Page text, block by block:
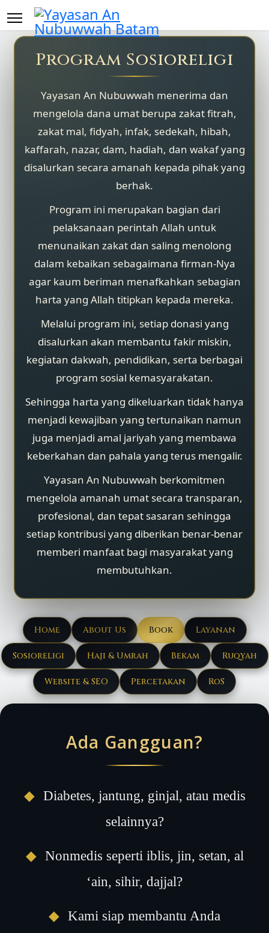
Program Sosioreligi
Yayasan An Nubuwwah menerima dan
mengelola dana umat berupa zakat fitrah,
zakat mal, fidyah, infak, sedekah, hibah,
kaffarah, nazar, dam, hadiah, dan wakaf yang
disalurkan secara amanah kepada pihak yang
berhak.
Program ini merupakan bagian dari
pelaksanaan perintah Allah untuk
menunaikan zakat dan saling menolong
dalam kebaikan sebagaimana firman-Nya
agar kaum beriman menafkahkan sebagian
harta yang Allah titipkan kepada mereka.
Melalui program ini, setiap donasi yang
disalurkan akan membantu fakir miskin,
kegiatan dakwah, pendidikan, serta berbagai
program sosial kemasyarakatan.
Sehingga harta yang dikeluarkan tidak hanya
menjadi kewajiban yang tertunaikan namun
juga menjadi amal jariyah yang membawa
keberkahan dan pahala yang terus mengalir.
Yayasan An Nubuwwah berkomitmen
mengelola amanah umat secara transparan,
profesional, dan tepat sasaran sehingga
setiap kontribusi yang diberikan benar-benar
memberi manfaat bagi masyarakat yang
membutuhkan.
Home About Us Book Layanan
Sosioreligi Haji & Umrah Bekam Ruqyah
Website & SEO Percetakan RoS
Ada Gangguan?
◆ Diabetes, jantung, ginjal, atau medis
selainnya?
◆ Nonmedis seperti iblis, jin, setan, al
‘ain, sihir, dajjal?
◆ Kami siap membantu Anda